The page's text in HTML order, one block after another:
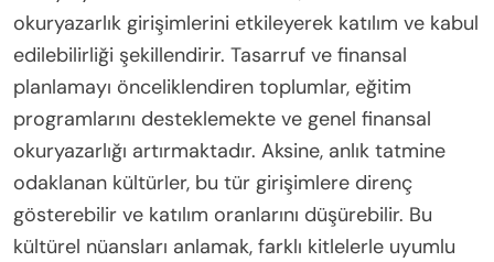
okuryazarlık girişimlerini etkileyerek katılım ve kabul
edilebilirliği şekillendirir. Tasarruf ve finansal
planlamayı önceliklendiren toplumlar, eğitim
programlarını desteklemekte ve genel finansal
okuryazarlığı artırmaktadır. Aksine, anlık tatmine
odaklanan kültürler, bu tür girişimlere direnç
gösterebilir ve katılım oranlarını düşürebilir. Bu
kültürel nüansları anlamak, farklı kitlelerle uyumlu